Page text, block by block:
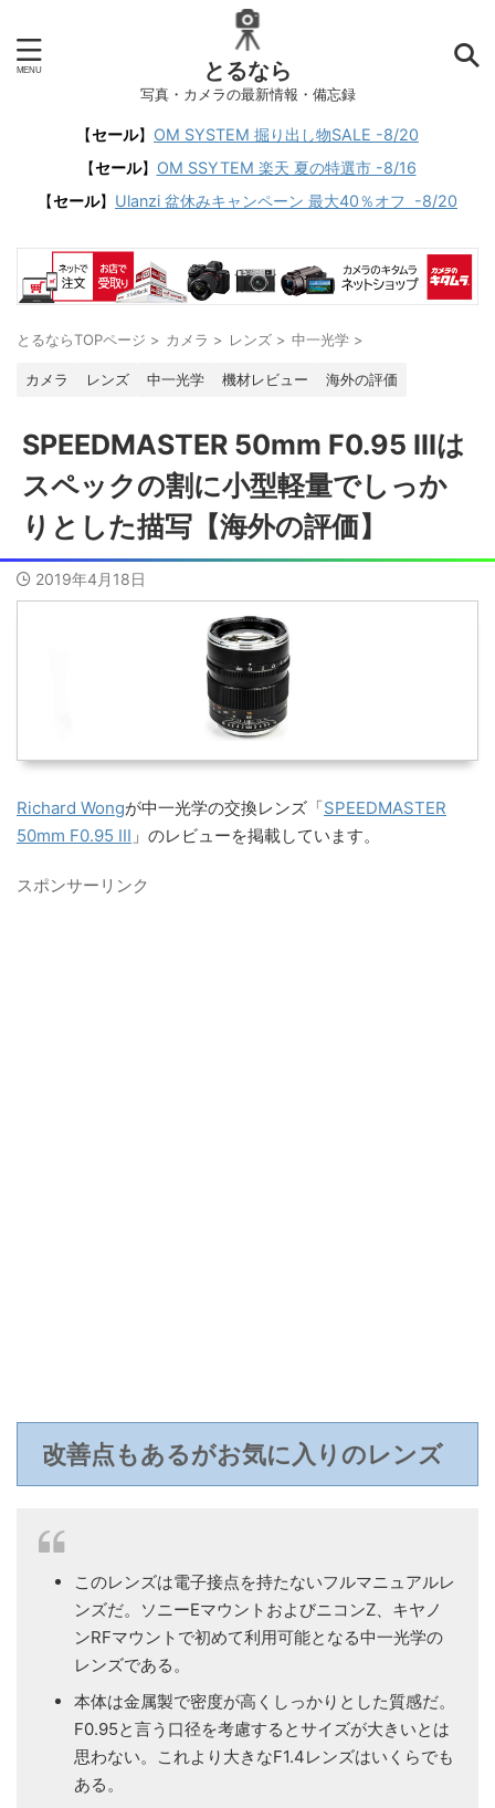
とるなら
写真・カメラの最新情報・備忘録
【セール】 OM SYSTEM 掘り出し物SALE -8/20
【セール】 OM SSYTEM 楽天 夏の特選市 -8/16
【セール】 Ulanzi 盆休みキャンペーン 最大40％オフ -8/20
とるならTOPページ > カメラ > レンズ > 中一光学 >
カメラ レンズ 中一光学 機材レビュー 海外の評価
SPEEDMASTER 50mm F0.95 IIIは
スペックの割に小型軽量でしっか
りとした描写【海外の評価】
2019年4月18日
Richard Wongが中一光学の交換レンズ「SPEEDMASTER
50mm F0.95 III 」のレビューを掲載しています。
スポンサーリンク
改善点もあるがお気に入りのレンズ
このレンズは電子接点を持たないフルマニュアルレ
ンズだ。ソニーEマウントおよびニコンZ、キヤノ
ンRFマウントで初めて利用可能となる中一光学の
レンズである。
本体は金属製で密度が高くしっかりとした質感だ。
F0.95と言う口径を考慮するとサイズが大きいとは
思わない。これより大きなF1.4レンズはいくらでも
ある。